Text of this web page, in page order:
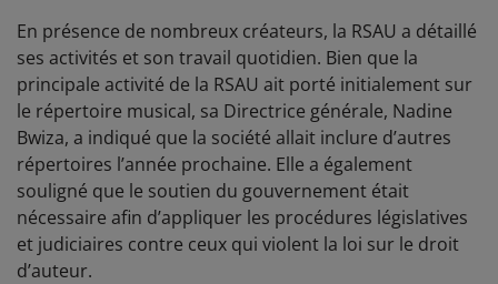
En présence de nombreux créateurs, la RSAU a détaillé
ses activités et son travail quotidien. Bien que la
principale activité de la RSAU ait porté initialement sur
le répertoire musical, sa Directrice générale, Nadine
Bwiza, a indiqué que la société allait inclure d’autres
répertoires l’année prochaine. Elle a également
souligné que le soutien du gouvernement était
nécessaire afin d’appliquer les procédures législatives
et judiciaires contre ceux qui violent la loi sur le droit
d’auteur.